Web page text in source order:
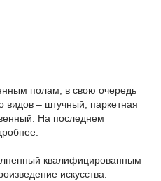
полам, в свою очередь
видов – штучный, паркетная
На последнем
квалифицированным
искусства.